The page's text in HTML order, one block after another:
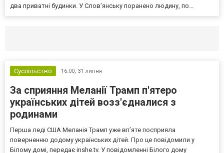
два приватні будинки. У Слов’янську поранено людину, по...
Суспільство 16:00, 31 липня
За сприяння Меланії Трамп п'ятеро
українських дітей возз'єдналися з
родинами
Перша леді США Меланія Трамп уже впʼяте посприяла
поверненню додому українських дітей. Про це повідомили у
Білому домі, передає inshe.tv. У повідомленні Білого дому